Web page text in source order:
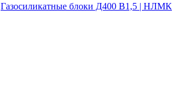
Газосиликатные блоки Д400 В1,5 | НЛМК